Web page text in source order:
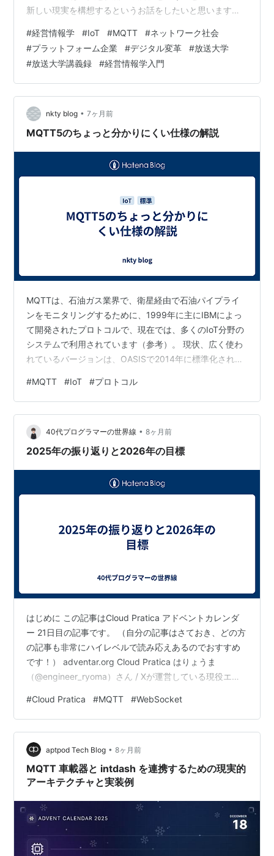
新しい現実を構想するというお話をしたいと思います。
何が生じるのか、次の250年で何が生じるのかを考えた
いと思います。 インターネット革命で生じたグローバル
の大変動は、機能的な資源の配分だけではなくて、私た
ちの世界の意味的な相互作用も、その根底から変化させ
ました。その変化はまだ途上です。我々の社会は激しい
変化にさらされています。この我々の社会そのものの、
社会技…
#経営情報学 #IoT #MQTT #ネットワーク社会
#プラットフォーム企業 #デジタル変革 #放送大学
#放送大学講義録 #経営情報学入門
nkty blog • 7ヶ月前
MQTT5のちょっと分かりにくい仕様の解説
MQTTは、石油ガス業界で、衛星経由で石油パイプライ
ンをモニタリングするために、1999年に主にIBMによっ
て開発されたプロトコルで、現在では、多くのIoT分野の
システムで利用されています（参考）。 現状、広く使わ
れているバージョンは、OASISで2014年に標準化された
います。 MQTT Version 5に関しては、多くのブログ等で
情報が発信されており、前述でリンクしたVersion 5の仕
様にも、Appendix C.で3.1.1からの差分の整理が書かれて
います。 そのため、今さら新機能などの概要紹介はしま
せんが、…
#MQTT #IoT #プロトコル
40代プログラマーの世界線 • 8ヶ月前
2025年の振り返りと2026年の目標
はじめに この記事はCloud Pratica アドベントカレンダ
ー 21日目の記事です。 （自分の記事はさておき、どの方
の記事も非常にハイレベルで読み応えあるのでおすすめ
です！） adventar.org Cloud Pratica はりょうま
（@engineer_ryoma）さん / Xが運営している現役エン
仕事をしながら学習に励んでいます。 （詳しいカリキュ
ラムは以下より確認できます。あまりの膨大さに白目む
くと思います） esa-pages.io ※本記事は Cloud Pratica
のアドベントカレンダー記事ですが、今の部署が社内ア
プ…
#Cloud Pratica #MQTT #WebSocket
aptpod Tech Blog • 8ヶ月前
MQTT 車載器と intdash を連携するための現実的
アーキテクチャと実装例